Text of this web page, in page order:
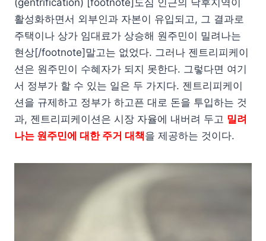
(gentrification) [footnote]도심 인근의 낙후지역이
활성화하면서 외부인과 자본이 유입되고, 그 결과로
주택이나 상가 임대료가 상승해 원주민이 밀려나는
현상[/footnote]말고는 없었다. 그러나 젠트리피케이
션은 원주민이 수혜자가 되지 못한다. 그렇다면 여기
서 정부가 할 수 있는 일은 두 가지다. 젠트리피케이
션을 규제하고 정부가 하고픈 대로 돈을 투입하는 것
과, 젠트리피케이션은 시장 자율에 내버려 두고 밀려
나는 원주민에 대한 주거 대책을 제공하는 것이다.